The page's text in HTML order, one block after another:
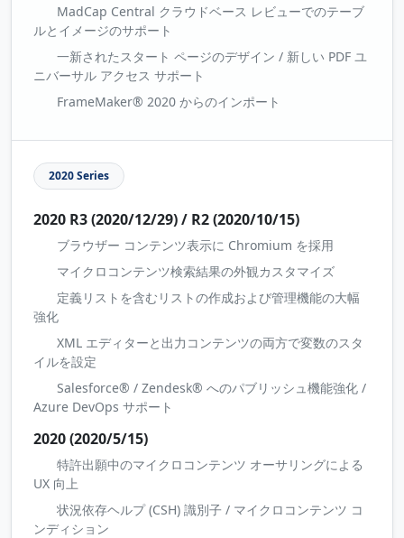
MadCap Central クラウドベース レビューでのテーブ
ルとイメージのサポート
一新されたスタート ページのデザイン / 新しい PDF ユ
ニバーサル アクセス サポート
FrameMaker® 2020 からのインポート
2020 Series
2020 R3 (2020/12/29) / R2 (2020/10/15)
ブラウザー コンテンツ表示に Chromium を採用
マイクロコンテンツ検索結果の外観カスタマイズ
定義リストを含むリストの作成および管理機能の大幅
強化
XML エディターと出力コンテンツの両方で変数のスタ
イルを設定
Salesforce® / Zendesk® へのパブリッシュ機能強化 /
Azure DevOps サポート
2020 (2020/5/15)
特許出願中のマイクロコンテンツ オーサリングによる
UX 向上
状況依存ヘルプ (CSH) 識別子 / マイクロコンテンツ コ
ンディション